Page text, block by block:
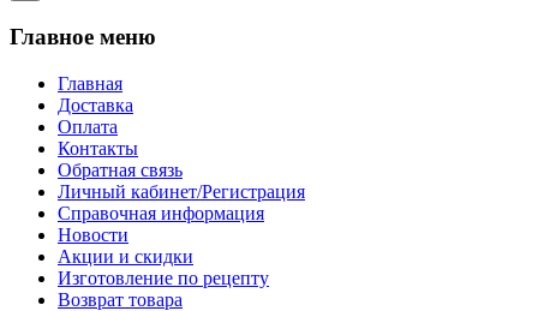
Главное меню
Главная
Доставка
Оплата
Контакты
Обратная связь
Личный кабинет/Регистрация
Справочная информация
Новости
Акции и скидки
Изготовление по рецепту
Возврат товара